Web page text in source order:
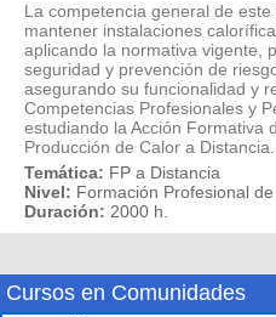
La competencia general de
mantener instalaciones
aplicando la normativa vigente,
seguridad y prevención de
asegurando su funcionalidad y
Competencias Profesionales y
estudiando la Acción Formativa
Producción de Calor a Distancia...
Temática: FP a Distancia
Nivel: Formación Profesional
Duración: 2000 h.
Cursos en Comunidades